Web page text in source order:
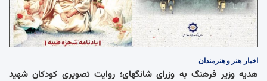
اخبار هنر و هنرمندان
هدیه وزیر فرهنگ به وزرای شانگهای؛ روایت تصویری کودکان شهید